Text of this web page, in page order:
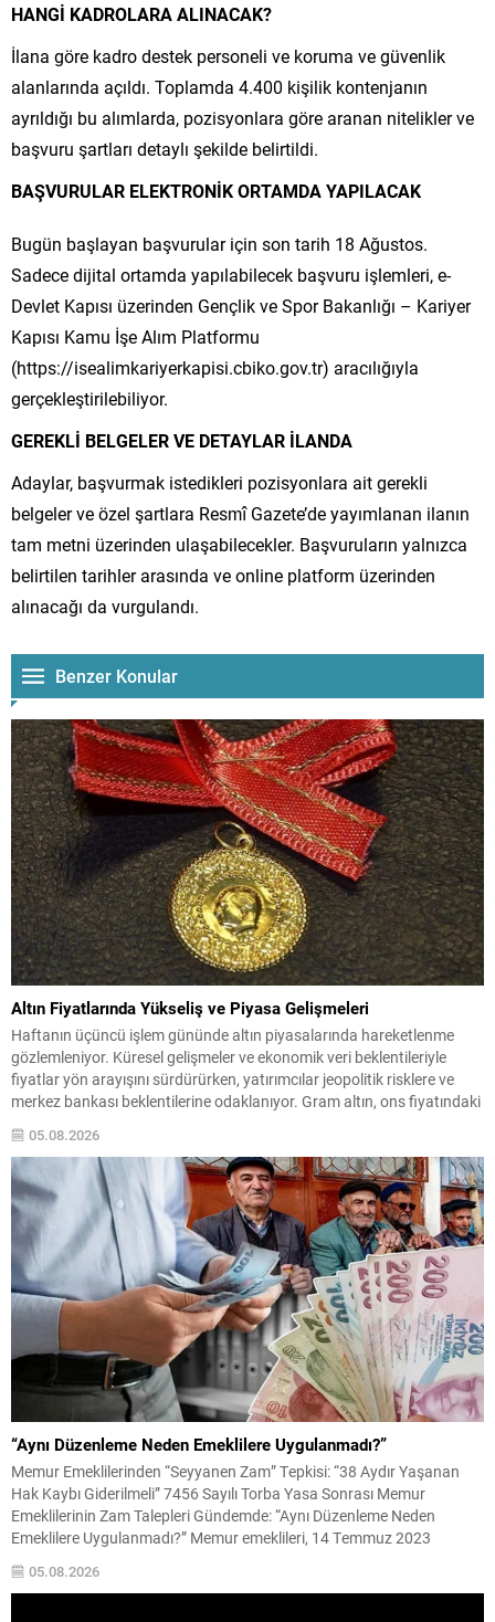
HANGİ KADROLARA ALINACAK?
İlana göre kadro destek personeli ve koruma ve güvenlik
alanlarında açıldı. Toplamda 4.400 kişilik kontenjanın
ayrıldığı bu alımlarda, pozisyonlara göre aranan nitelikler ve
başvuru şartları detaylı şekilde belirtildi.
BAŞVURULAR ELEKTRONİK ORTAMDA YAPILACAK
Bugün başlayan başvurular için son tarih 18 Ağustos.
Sadece dijital ortamda yapılabilecek başvuru işlemleri, e-
Devlet Kapısı üzerinden Gençlik ve Spor Bakanlığı – Kariyer
Kapısı Kamu İşe Alım Platformu
(https://isealimkariyerkapisi.cbiko.gov.tr) aracılığıyla
gerçekleştirilebiliyor.
GEREKLİ BELGELER VE DETAYLAR İLANDA
Adaylar, başvurmak istedikleri pozisyonlara ait gerekli
belgeler ve özel şartlara Resmî Gazete’de yayımlanan ilanın
tam metni üzerinden ulaşabilecekler. Başvuruların yalnızca
belirtilen tarihler arasında ve online platform üzerinden
alınacağı da vurgulandı.
Benzer Konular
Altın Fiyatlarında Yükseliş ve Piyasa Gelişmeleri
Haftanın üçüncü işlem gününde altın piyasalarında hareketlenme
gözlemleniyor. Küresel gelişmeler ve ekonomik veri beklentileriyle
fiyatlar yön arayışını sürdürürken, yatırımcılar jeopolitik risklere ve
merkez bankası beklentilerine odaklanıyor. Gram altın, ons fiyatındaki
ciddi oranda yükselişle başladı. Gram ve Ons Altın Gram...
05.08.2026
“Aynı Düzenleme Neden Emeklilere Uygulanmadı?”
Memur Emeklilerinden “Seyyanen Zam” Tepkisi: “38 Aydır Yaşanan
Hak Kaybı Giderilmeli” 7456 Sayılı Torba Yasa Sonrası Memur
Emeklilerinin Zam Talepleri Gündemde: “Aynı Düzenleme Neden
Emeklilere Uygulanmadı?” Memur emeklileri, 14 Temmuz 2023
tarihinde yürürlüğe giren 7456 sayılı Torba Kanun ile kamu çalışanları
ve üst düzey devlet görevlilerine yönelik yapılan maaş
05.08.2026